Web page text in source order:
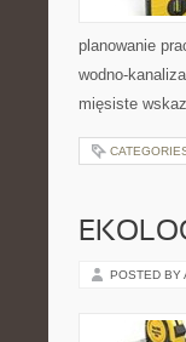
planowanie
wodno-
mięsiste
POSTED BY